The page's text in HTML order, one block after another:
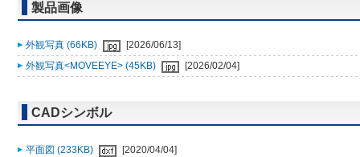
製品画像
外観写真 (66KB)
[2026/06/13]
外観写真<MOVEEYE> (45KB)
[2026/02/04]
CADシンボル
平面図 (233KB)
[2020/04/04]